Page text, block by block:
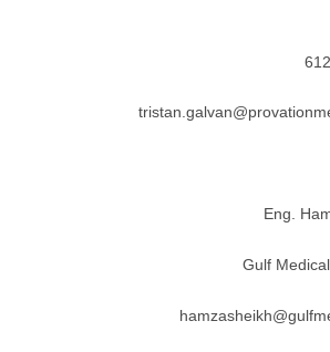
Eng.
Gulf